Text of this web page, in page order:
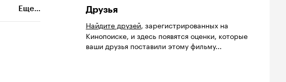
Еще...
Друзья
Найдите друзей, зарегистрированных на
Кинопоиске, и здесь появятся оценки, которые
ваши друзья поставили этому фильму...